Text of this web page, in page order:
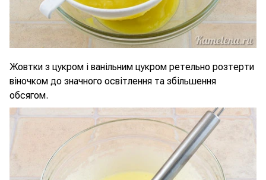
Жовтки з цукром і ванільним цукром ретельно розтерти
віночком до значного освітлення та збільшення
обсягом.